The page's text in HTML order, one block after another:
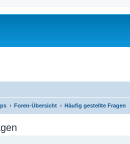
Foren-Übersicht Häufig gestellte Fragen